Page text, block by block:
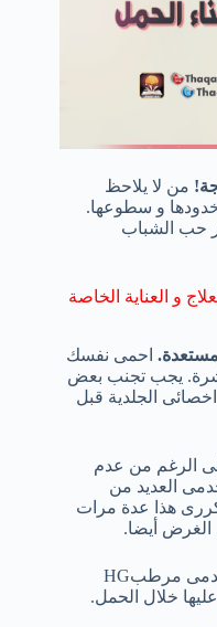
من لا يلاحظ
خدودها و سطوعها.
حب الشباب
و العناية الخاصة
احمى نفسك
يجب تجنب بعض
الجلدية قبل
الرغم من عدم
العديد من
هذا عدة مرات
الغرض أيضا.
استخدمى مرطبHG
خلال الحمل.